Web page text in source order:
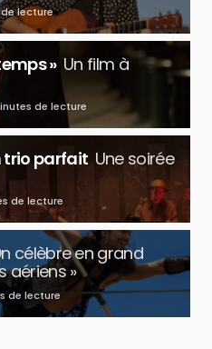
lecture
» Un film à
de lecture
trio parfait Une soirée
de lecture
célèbre en grand
aériens »
de lecture